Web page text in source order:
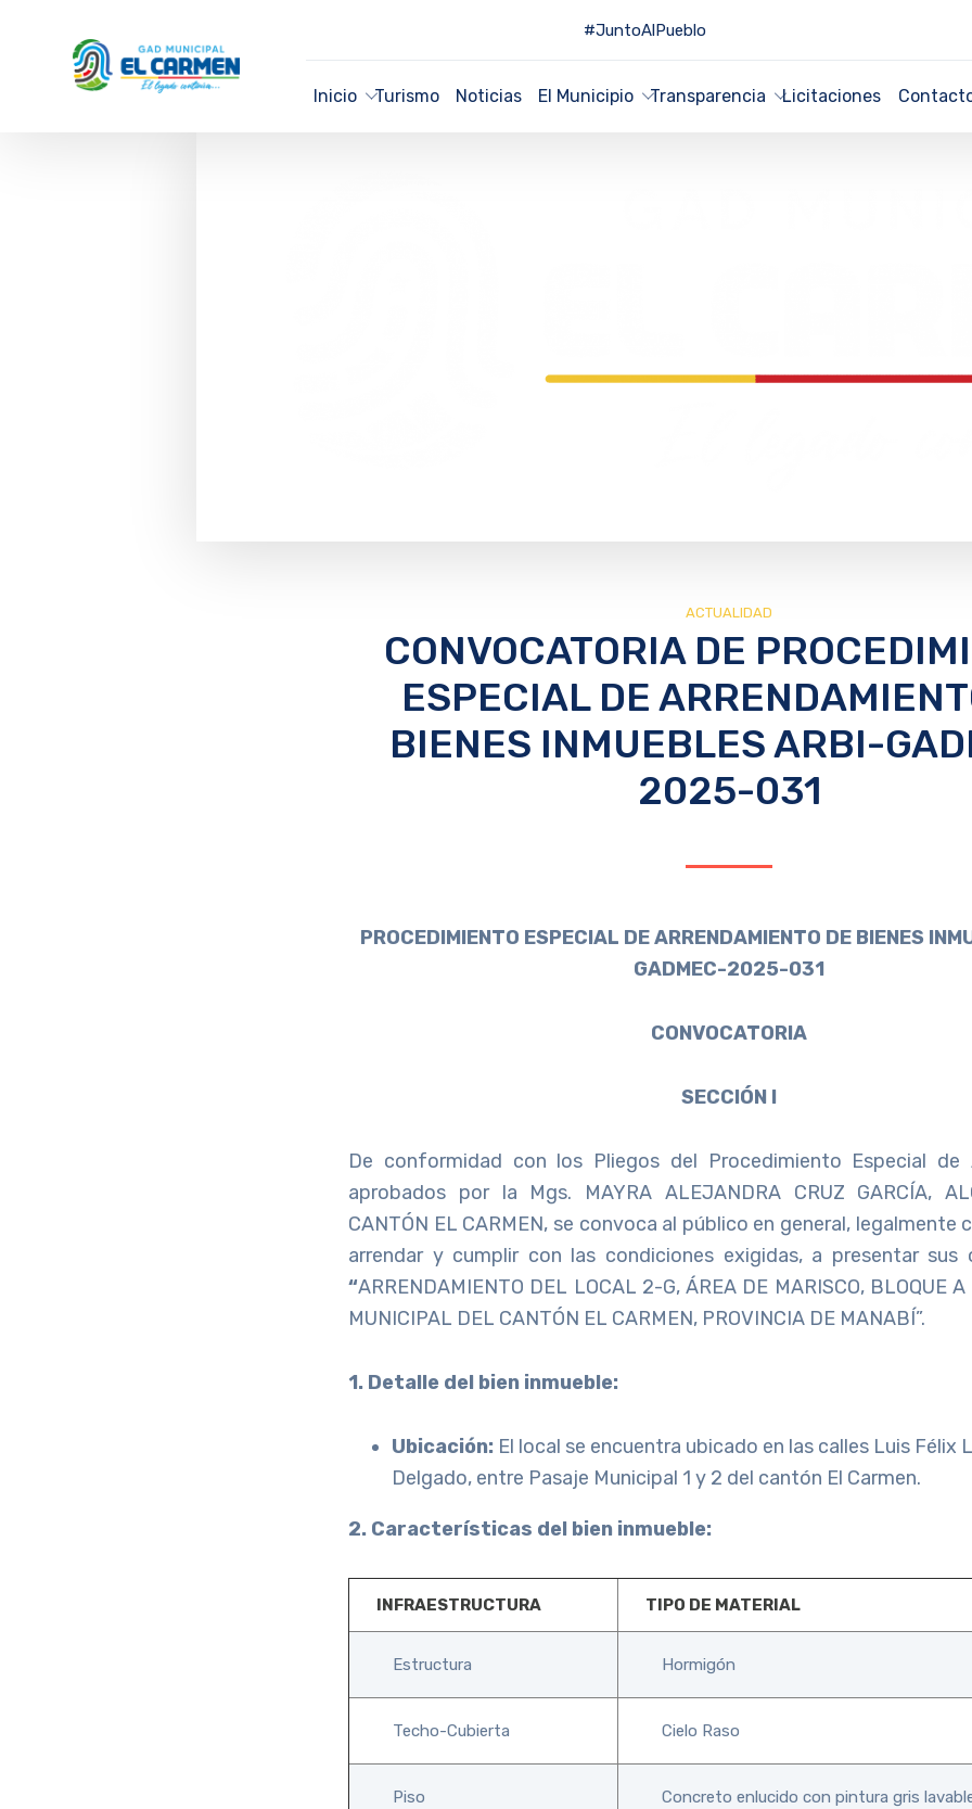
#JuntoAlPueblo
Inicio Turismo Noticias El Municipio Transparencia Licitaciones
ACTUALIDAD
CONVOCATORIA DE
ESPECIAL DE
BIENES INMUEBLES ARBI-
2025-031
PROCEDIMIENTO ESPECIAL DE ARRENDAMIENTO DE BIENES
GADMEC-2025-031
CONVOCATORIA
SECCIÓN I
De conformidad con los Pliegos del Procedimiento Especial de
aprobados por la Mgs. MAYRA ALEJANDRA CRUZ GARCÍA,
CANTÓN EL CARMEN, se convoca al público en general, legalmente
arrendar y cumplir con las condiciones exigidas, a presentar
“ARRENDAMIENTO DEL LOCAL 2-G, ÁREA DE MARISCO, BLOQUE
MUNICIPAL DEL CANTÓN EL CARMEN, PROVINCIA DE MANABÍ”.
1. Detalle del bien inmueble:
Ubicación: El local se encuentra ubicado en las calles Luis Félix
Delgado, entre Pasaje Municipal 1 y 2 del cantón El Carmen.
2. Características del bien inmueble:
INFRAESTRUCTURA TIPO DE MATERIAL
Estructura Hormigón
Techo-Cubierta Cielo Raso
Piso Concreto enlucido con pintura gris